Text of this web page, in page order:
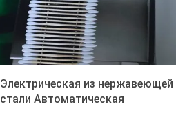
Электрическая из нержавеющей
стали Автоматическая